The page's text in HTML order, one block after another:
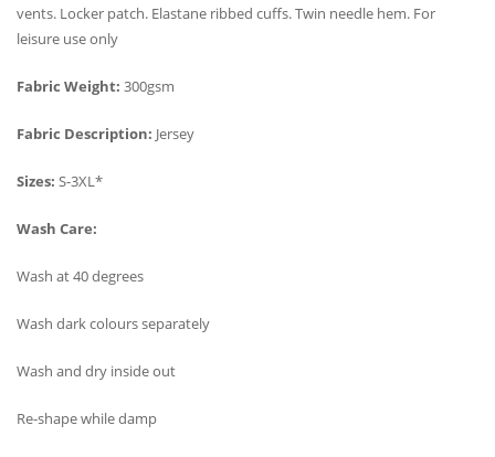
vents. Locker patch. Elastane ribbed cuffs. Twin needle hem. For
leisure use only
Fabric Weight: 300gsm
Fabric Description: Jersey
Sizes: S-3XL*
Wash Care:
Wash at 40 degrees
Wash dark colours separately
Wash and dry inside out
Re-shape while damp